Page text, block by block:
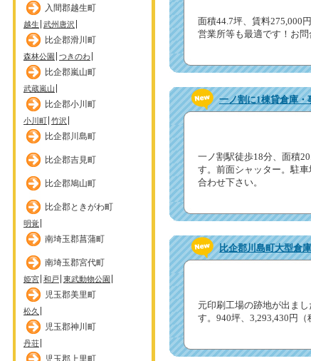
入間郡越生町
越生 武州唐沢
比企郡滑川町
森林公園 つきのわ
比企郡嵐山町
武蔵嵐山
比企郡小川町
小川町 竹沢
比企郡川島町
比企郡吉見町
比企郡鳩山町
比企郡ときがわ町
明覚
南埼玉郡菖蒲町
南埼玉郡宮代町
姫宮 和戸 東武動物公園
児玉郡美里町
松久
児玉郡神川町
丹荘
児玉郡上里町
面積44.7坪、賃料275,000
営業所等も最適です！お問
一ノ割に1棟貸倉庫
一ノ割駅徒歩18分、面積
す。前面シャッター。駐
合わせ下さい。
比企郡川島町大型倉庫
元印刷工場の跡地が出ま
す。940坪、3,293,430円（